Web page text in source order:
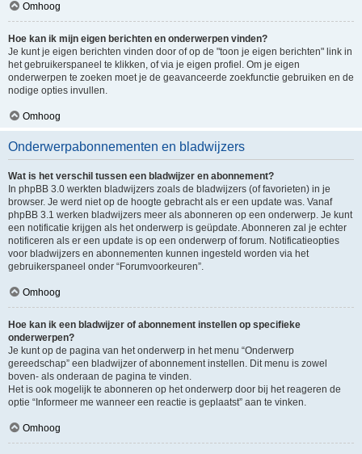
Omhoog
Hoe kan ik mijn eigen berichten en onderwerpen vinden?
Je kunt je eigen berichten vinden door of op de "toon je eigen berichten" link in
het gebruikerspaneel te klikken, of via je eigen profiel. Om je eigen
onderwerpen te zoeken moet je de geavanceerde zoekfunctie gebruiken en de
nodige opties invullen.
Omhoog
Onderwerpabonnementen en bladwijzers
Wat is het verschil tussen een bladwijzer en abonnement?
In phpBB 3.0 werkten bladwijzers zoals de bladwijzers (of favorieten) in je
browser. Je werd niet op de hoogte gebracht als er een update was. Vanaf
phpBB 3.1 werken bladwijzers meer als abonneren op een onderwerp. Je kunt
een notificatie krijgen als het onderwerp is geüpdate. Abonneren zal je echter
notificeren als er een update is op een onderwerp of forum. Notificatieopties
voor bladwijzers en abonnementen kunnen ingesteld worden via het
gebruikerspaneel onder “Forumvoorkeuren”.
Omhoog
Hoe kan ik een bladwijzer of abonnement instellen op specifieke
onderwerpen?
Je kunt op de pagina van het onderwerp in het menu “Onderwerp
gereedschap” een bladwijzer of abonnement instellen. Dit menu is zowel
boven- als onderaan de pagina te vinden.
Het is ook mogelijk te abonneren op het onderwerp door bij het reageren de
optie “Informeer me wanneer een reactie is geplaatst” aan te vinken.
Omhoog